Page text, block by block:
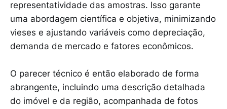
representatividade das amostras. Isso garante
uma abordagem científica e objetiva, minimizando
vieses e ajustando variáveis como depreciação,
demanda de mercado e fatores econômicos.
O parecer técnico é então elaborado de forma
abrangente, incluindo uma descrição detalhada
do imóvel e da região, acompanhada de fotos